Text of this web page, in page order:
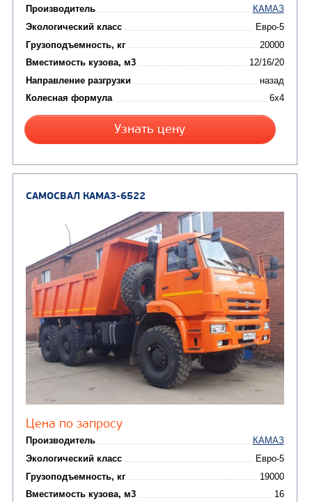
Шасси(12)
АВТОБУСЫ
Автотопливозаправщики
CHAMELEON (г. Егорьевск)(8)
Молоковозы, водовозы(7)
Автогудронаторы
установки (КМУ)(36)
КОММУНАЛЬНАЯ
ТЕХНИКА
Комбинированные
машины
Вакуумные машины
Каналопромывочные
Мусоровозы (24)
САМОСВАЛ КАМАЗ-6520 В НАЛИЧИИ